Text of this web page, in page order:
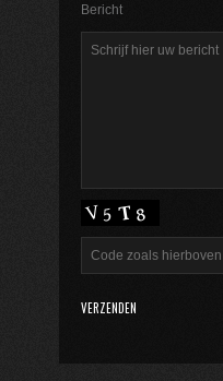
Bericht